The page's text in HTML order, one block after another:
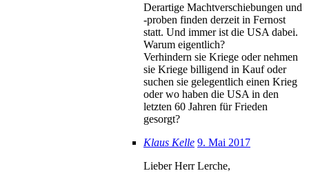
Derartige Machtverschiebungen und
-proben finden derzeit in Fernost
statt. Und immer ist die USA dabei.
Warum eigentlich?
Verhindern sie Kriege oder nehmen
sie Kriege billigend in Kauf oder
suchen sie gelegentlich einen Krieg
oder wo haben die USA in den
letzten 60 Jahren für Frieden
gesorgt?
Klaus Kelle 9. Mai 2017
Lieber Herr Lerche,